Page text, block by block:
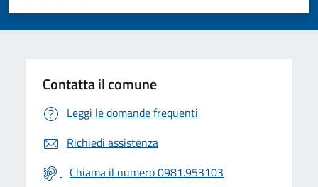
Valuta 5 stelle su 5
Valuta 4 stelle su 5
Valuta 3 stelle su 5
Valuta 2 stelle su 5
Valuta 1 stelle su 5
Contatta il comune
Leggi le domande frequenti
Richiedi assistenza
Chiama il numero 0981.953103